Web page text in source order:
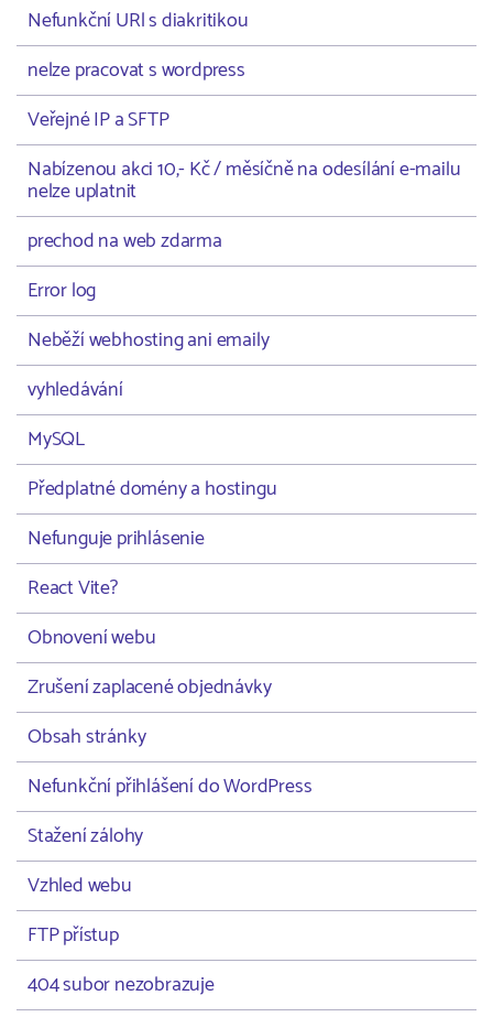
Nefunkční URl s diakritikou
nelze pracovat s wordpress
Veřejné IP a SFTP
Nabízenou akci 10,- Kč / měsíčně na odesílání e-mailu
nelze uplatnit
prechod na web zdarma
Error log
Neběží webhosting ani emaily
vyhledávání
MySQL
Předplatné domény a hostingu
Nefunguje prihlásenie
React Vite?
Obnovení webu
Zrušení zaplacené objednávky
Obsah stránky
Nefunkční přihlášení do WordPress
Stažení zálohy
Vzhled webu
FTP přístup
404 subor nezobrazuje